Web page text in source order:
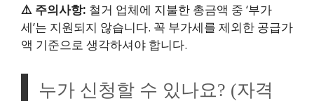
⚠️ 주의사항: 철거 업체에 지불한 총금액 중 ‘부가
세’는 지원되지 않습니다. 꼭 부가세를 제외한 공급가
액 기준으로 생각하셔야 합니다.
누가 신청할 수 있나요? (자격